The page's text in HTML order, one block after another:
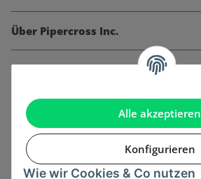
Alle akzeptieren
Konfigurieren
Wie wir Cookies & Co nutzen
Über Pipercross Inc.
Informationen
Gesetzliche Informationen